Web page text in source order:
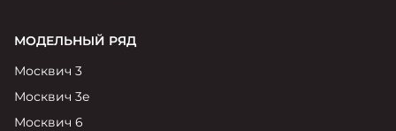
МОДЕЛЬНЫЙ РЯД
Москвич 3
Москвич 3е
Москвич 6